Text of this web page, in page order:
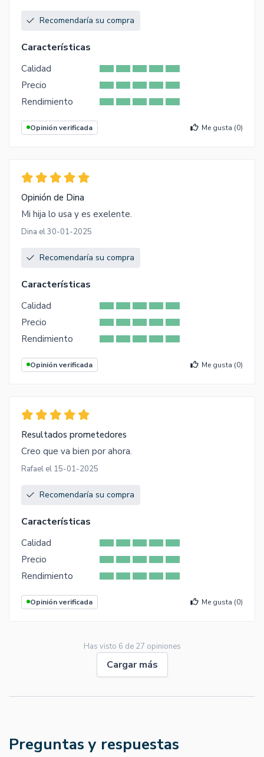
Recomendaría su compra
Características
Calidad
Precio
Rendimiento
Opinión verificada Me gusta (0)
Opinión de Dina
Mi hija lo usa y es exelente.
Dina el 30-01-2025
Recomendaría su compra
Características
Calidad
Precio
Rendimiento
Opinión verificada Me gusta (0)
Resultados prometedores
Creo que va bien por ahora.
Rafael el 15-01-2025
Recomendaría su compra
Características
Calidad
Precio
Rendimiento
Opinión verificada Me gusta (0)
Has visto 6 de 27 opiniones
Cargar más
Preguntas y respuestas